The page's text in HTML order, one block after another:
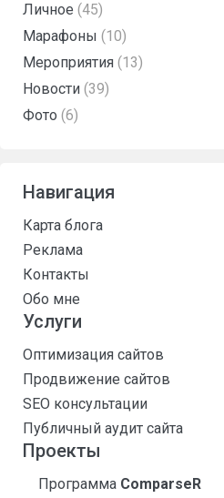
Личное (45)
Марафоны (10)
Мероприятия (13)
Новости (39)
Фото (6)
Навигация
Карта блога
Реклама
Контакты
Обо мне
Услуги
Оптимизация сайтов
Продвижение сайтов
SEO консультации
Публичный аудит сайта
Проекты
Программа ComparseR